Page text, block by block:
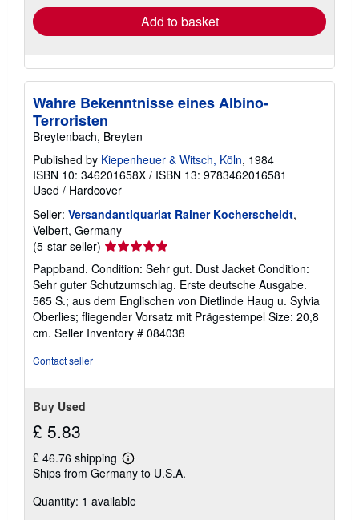
Add to basket
Wahre Bekenntnisse eines Albino-
Terroristen
Breytenbach, Breyten
Published by Kiepenheuer & Witsch, Köln, 1984
ISBN 10: 346201658X / ISBN 13: 9783462016581
Used / Hardcover
Seller: Versandantiquariat Rainer Kocherscheidt,
Velbert, Germany
(5-star seller) Seller
rating
5
out
of
5
stars
Pappband. Condition: Sehr gut. Dust Jacket Condition:
Sehr guter Schutzumschlag. Erste deutsche Ausgabe.
565 S.; aus dem Englischen von Dietlinde Haug u. Sylvia
Oberlies; fliegender Vorsatz mit Prägestempel Size: 20,8
cm. Seller Inventory # 084038
Contact seller
Buy Used
£ 5.83
£ 46.76 shipping
Learn
more
shipping
Ships from Germany to U.S.A.
Quantity: 1 available